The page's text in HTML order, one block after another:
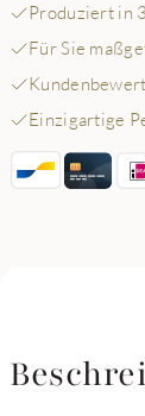
Produziert in
Für Sie
Einzigartige